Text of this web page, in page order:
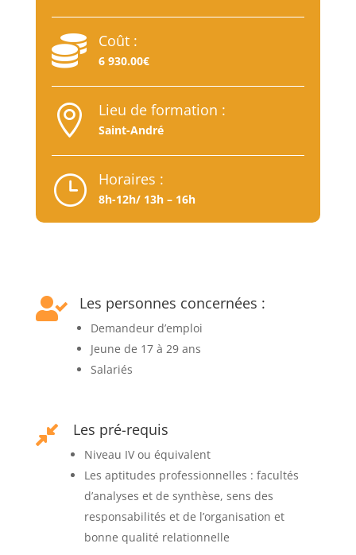
 Coût :
6 930.00€
 Lieu de formation :
Saint-André
} Horaires :
8h-12h/ 13h – 16h
 Les personnes concernées :
Demandeur d’emploi
Jeune de 17 à 29 ans
Salariés
 Les pré-requis
Niveau IV ou équivalent
Les aptitudes professionnelles : facultés
d’analyses et de synthèse, sens des
responsabilités et de l’organisation et
bonne qualité relationnelle